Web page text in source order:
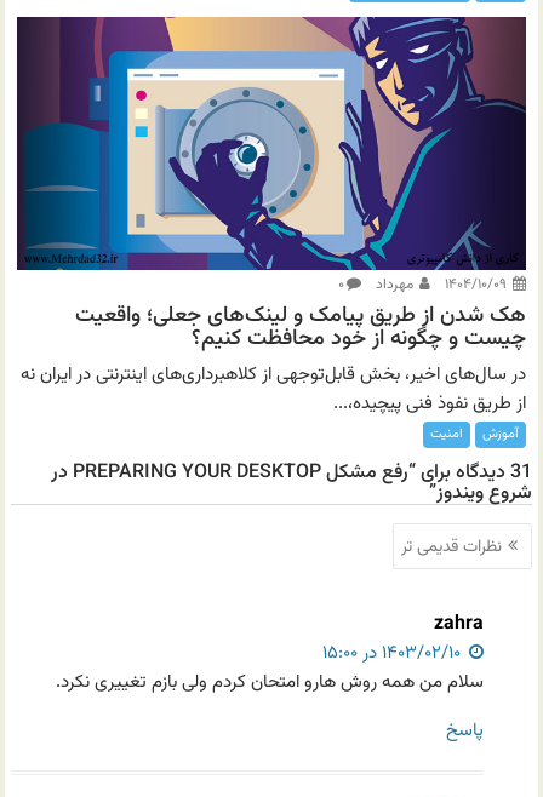
مهرداد ۰
هک شدن از طریق پیامک و لینک‌های جعلی؛ واقعیت
چیست و چگونه از خود محافظت کنیم؟
در سال‌های اخیر، بخش قابل‌توجهی از کلاهبرداری‌های اینترنتی در ایران نه
از طریق نفوذ فنی پیچیده،...
آموزش امنیت
31 دیدگاه برای “رفع مشکل PREPARING YOUR DESKTOP در
شروع ویندوز”
ناوبری
نظرات
نظرات قدیمی تر
zahra
۱۴۰۳/۰۲/۱۰ در ۱۵:۰۰
سلام من همه روش هارو امتحان کردم ولی بازم تغییری نکرد.
پاسخ